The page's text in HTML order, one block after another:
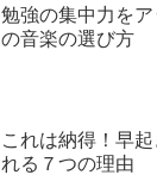
勉強の集中力を
の音楽の選び方
これは納得！早
れる７つの理由